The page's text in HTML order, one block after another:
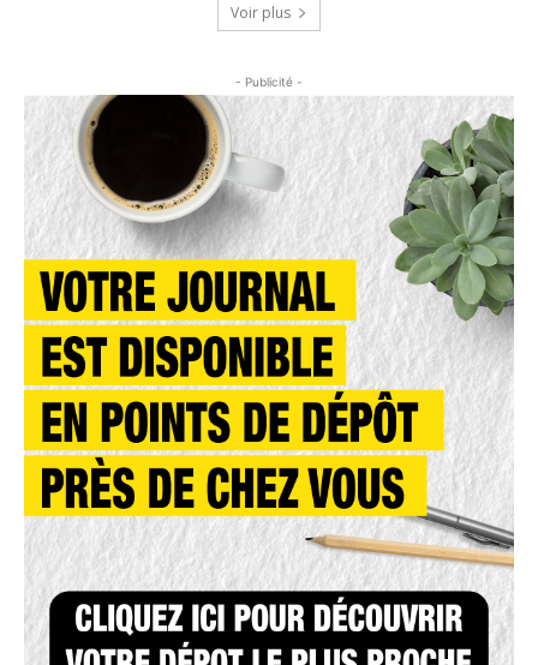
Voir plus
- Publicité -